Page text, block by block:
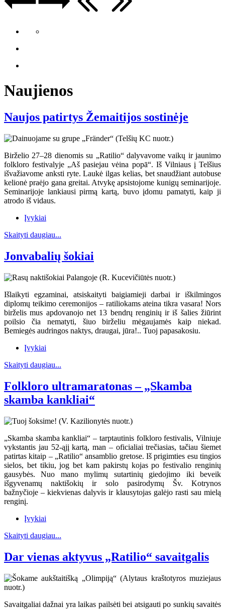
Naujienos
Naujos patirtys Žemaitijos sostinėje
Birželio 27–28 dienomis su „Ratilio“ dalyvavome vaikų ir jaunimo
folkloro festivalyje „Aš pasiejau vėina popā“. Iš Vilniaus į Telšius
išvažiavome anksti ryte. Laukė ilgas kelias, bet snaudžiant autobuse
kelionė praėjo gana greitai. Atvykę apsistojome kunigų seminarijoje.
Seminarijoje lankiausi pirmą kartą, buvo įdomu pamatyti, kaip ji
atrodo iš vidaus.
Įvykiai
Skaityti daugiau...
Jonvabalių šokiai
Išlaikyti egzaminai, atsiskaityti baigiamieji darbai ir iškilmingos
diplomų teikimo ceremonijos – ratiliokams ateina tikra vasara! Nors
birželis mus apdovanojo net 13 bendrų renginių ir iš šalies žiūrint
poilsio čia nematyti, šiuo birželiu mėgaujamės kaip niekad.
Bemiegės audringos naktys, draugai, jūra!.. Tuoj papasakosiu.
Įvykiai
Skaityti daugiau...
Folkloro ultramaratonas – „Skamba
skamba kankliai“
„Skamba skamba kankliai“ – tarptautinis folkloro festivalis, Vilniuje
vykstantis jau 52-ąjį kartą, man – oficialiai trečiasias, tačiau šiemet
patirtas kitaip – „Ratilio“ ansamblio gretose. Iš prigimties esu tingios
sielos, bet tikiu, jog bet kam pakirstų kojas po festivalio renginių
gausybės. Nuo mano mylimų sutartinių giedojimo iki beveik
išgyvenamų naktišokių ir solo pasirodymų Šv. Kotrynos
bažnyčioje – kiekvienas dalyvis ir klausytojas galėjo rasti sau mielą
renginį.
Įvykiai
Skaityti daugiau...
Dar vienas aktyvus „Ratilio“ savaitgalis
Savaitgaliai dažnai yra laikas pailsėti bei atsigauti po sunkių savaitės